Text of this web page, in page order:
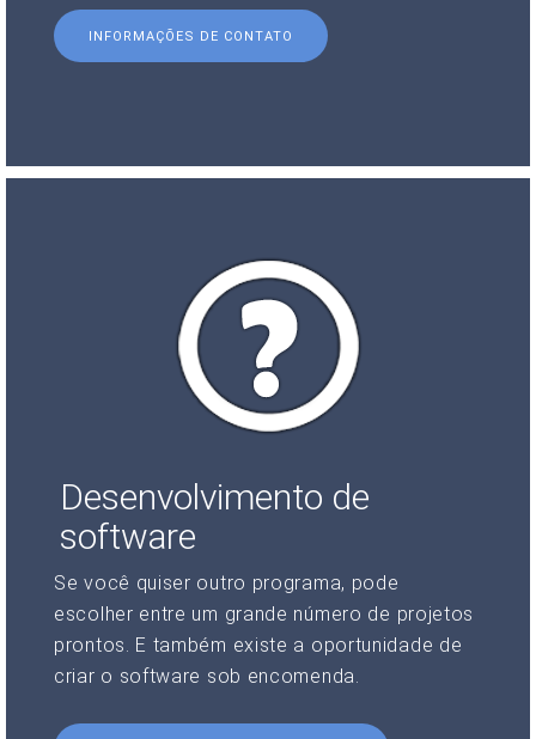
INFORMAÇÕES DE CONTATO
Desenvolvimento de
software
Se você quiser outro programa, pode
escolher entre um grande número de projetos
prontos. E também existe a oportunidade de
criar o software sob encomenda.